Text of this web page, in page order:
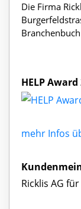
Die Firma
HELP Award
mehr Infos
Ricklis AG